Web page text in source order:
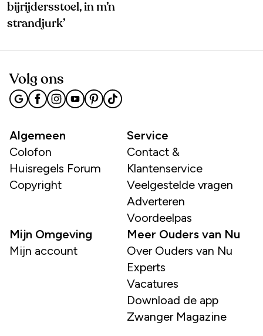
bijrijdersstoel, in m’n
strandjurk’
Volg ons
Algemeen
Colofon
Huisregels Forum
Copyright
Service
Contact &
Klantenservice
Veelgestelde vragen
Adverteren
Voordeelpas
Mijn Omgeving
Mijn account
Meer Ouders van Nu
Over Ouders van Nu
Experts
Vacatures
Download de app
Zwanger Magazine